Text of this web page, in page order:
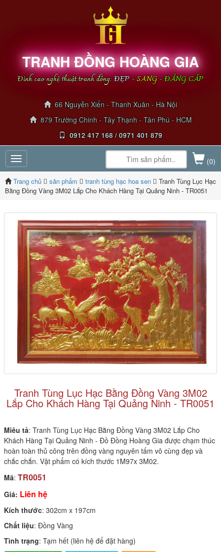
TRANH ĐỒNG HOÀNG GIA
Đỉnh cao nghệ thuật tranh đồng:ĐẸP-SANG-ĐẲNG CẤP
66 Nguyễn Xiển - Thanh Xuân - Hà Nội
879 Trường Chinh - Tây Thạnh - Tân Phú - HCM
0912 417 168 / 0971 401 879
Toggle
navigation
(0)
Trang chủ sản phẩm tranh tùng hạc hoa sen
Tranh Tùng Lục Hạc
Bằng Đồng Vàng 3M02 Lắp Cho Khách Hàng Tại Quảng Ninh - TR0051
Tranh Tùng Lục Hạc Bằng Đồng Vàng 3M02
Lắp Cho Khách Hàng Tại Quảng Ninh - TR0051
Miêu tả: Tranh Tùng Lục Hạc Bằng Đồng Vàng 3M02 Lắp Cho
Khách Hàng Tại Quảng Ninh - Đồ Đồng Hoàng Gia được chạm thúc
hoàn toàn thủ công trên đồng vàng nguyên tấm vô cùng đẹp và
chắc chắn. Vật phẩm có kích thước 1M97x 3M02.
Mã: TR0051
Giá: Liên hệ
Kích thước: 302cm x 197cm
Chất liệu: Đồng Vàng
Tình trạng: Tạm hết (liên hệ để đặt hàng)